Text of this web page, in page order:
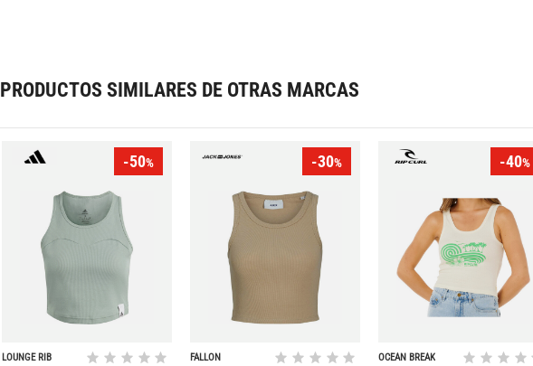
PRODUCTOS SIMILARES DE OTRAS MARCAS
-50%
LOUNGE RIB
-30%
FALLON
-40%
OCEAN BREAK